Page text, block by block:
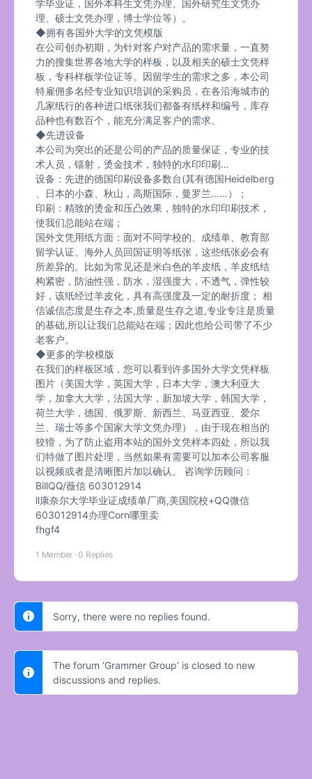
学毕业证，国外本科生文凭办理、国外研究生文凭办
理、硕士文凭办理，博士学位等）。
◆拥有各国外大学的文凭模版
在公司创办初期，为针对客户对产品的需求量，一直努
力的搜集世界各地大学的样板，以及相关的硕士文凭样
板，专科样板学位证等。因留学生的需求之多，本公司
特雇佣多名经专业知识培训的采购员，在各沿海城市的
几家纸行的各种进口纸张我们都备有纸样和编号，库存
品种也有数百个，能充分满足客户的需求。
◆先进设备
本公司为突出的还是公司的产品的质量保证，专业的技
术人员，镭射，烫金技术，独特的水印印刷…
设备：先进的德国印刷设备多数台(其有德国Heidelberg
、日本的小森、秋山，高斯国际，曼罗兰……）；
印刷：精致的烫金和压凸效果，独特的水印印刷技术，
使我们总能站在端；
国外文凭用纸方面：面对不同学校的、成绩单、教育部
留学认证、海外人员回国证明等纸张，这些纸张必会有
所差异的。比如为常见还是米白色的羊皮纸，羊皮纸结
构紧密，防油性强，防水，湿强度大，不透气，弹性较
好，该纸经过羊皮化，具有高强度及一定的耐折度； 相
信诚信态度是生存之本,质量是生存之道,专业专注是质量
的基础,所以让我们总能站在端；因此也给公司带了不少
老客户。
◆更多的学校模版
在我们的样板区域，您可以看到许多国外大学文凭样板
图片（美国大学，英国大学，日本大学，澳大利亚大
学，加拿大大学，法国大学，新加坡大学，韩国大学，
荷兰大学，德国、俄罗斯、新西兰、马亚西亚、爱尔
兰、瑞士等多个国家大学文凭办理），由于现在相当的
狡猾，为了防止盗用本站的国外文凭样本四处，所以我
们特做了图片处理，当然如果有需要可以加本公司客服
以视频或者是清晰图片加以确认。 咨询学历顾问：
BillQQ/薇信 603012914
ll康奈尔大学毕业证成绩单厂商,美国院校+QQ微信
603012914办理Corn哪里卖
fhgf4
1 Member · 0 Replies
Sorry, there were no replies found.
The forum ‘Grammer Group’ is closed to new
discussions and replies.